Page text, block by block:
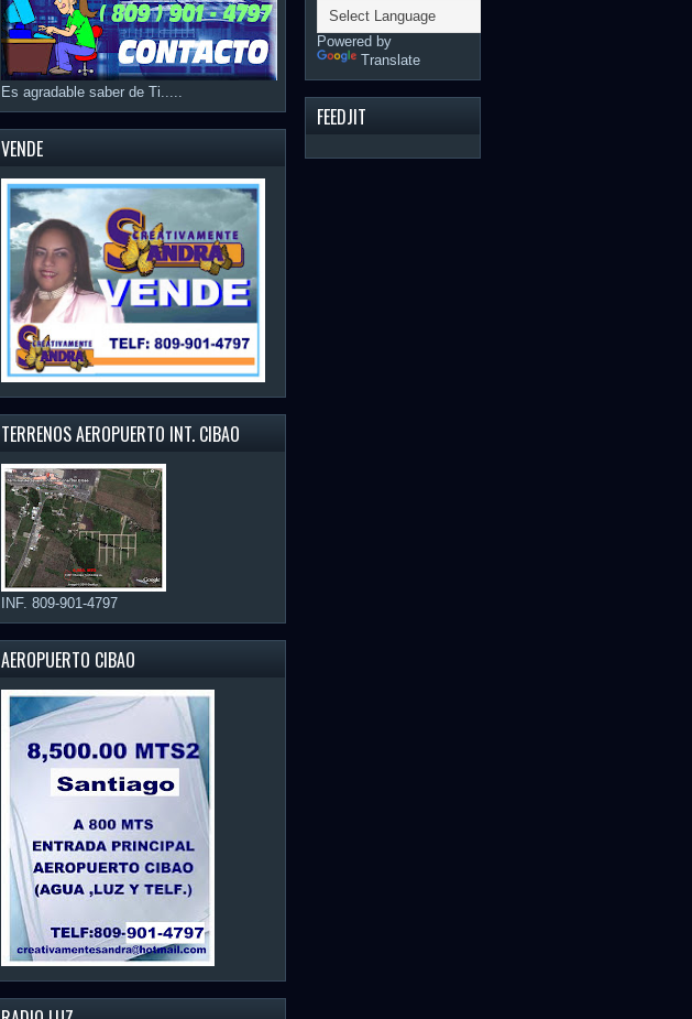
Es agradable saber de Ti.....
VENDE
TERRENOS AEROPUERTO INT. CIBAO
INF. 809-901-4797
AEROPUERTO CIBAO
Powered by
Translate
FEEDJIT